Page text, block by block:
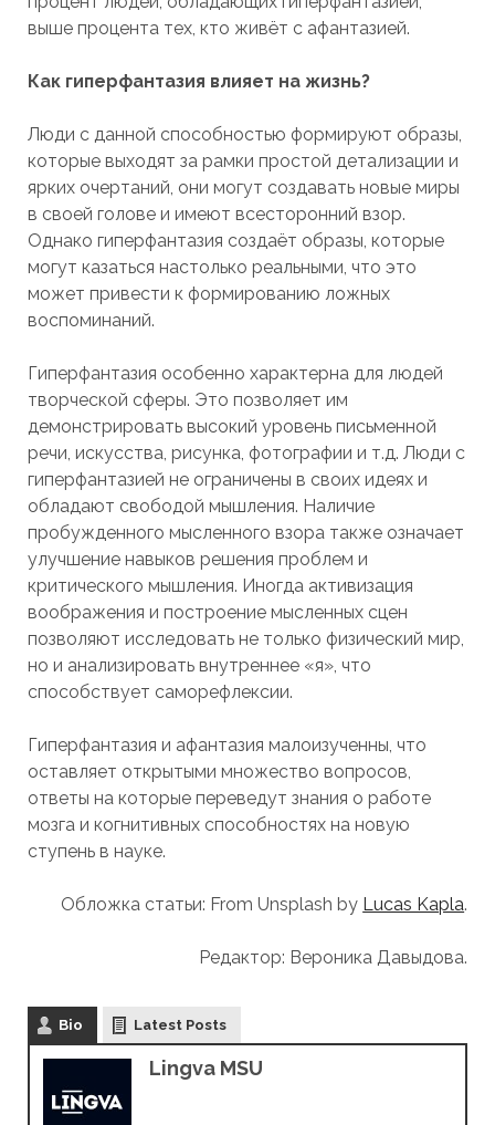
выше процента тех, кто живёт с афантазией.
Как гиперфантазия влияет на жизнь?
Люди с данной способностью формируют образы,
которые выходят за рамки простой детализации и
ярких очертаний, они могут создавать новые миры
в своей голове и имеют всесторонний взор.
Однако гиперфантазия создаёт образы, которые
могут казаться настолько реальными, что это
может привести к формированию ложных
воспоминаний.
Гиперфантазия особенно характерна для людей
творческой сферы. Это позволяет им
демонстрировать высокий уровень письменной
речи, искусства, рисунка, фотографии и т.д. Люди с
гиперфантазией не ограничены в своих идеях и
обладают свободой мышления. Наличие
пробужденного мысленного взора также означает
улучшение навыков решения проблем и
критического мышления. Иногда активизация
воображения и построение мысленных сцен
позволяют исследовать не только физический мир,
но и анализировать внутреннее «я», что
способствует саморефлексии.
Гиперфантазия и афантазия малоизученны, что
оставляет открытыми множество вопросов,
ответы на которые переведут знания о работе
мозга и когнитивных способностях на новую
ступень в науке.
Обложка статьи: From Unsplash by Lucas Kapla.
Редактор: Вероника Давыдова.
Bio Latest Posts
Lingva MSU